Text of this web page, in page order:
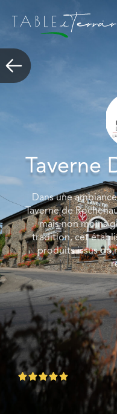
Taverne
Dans une
Taverne de
mais non moins
tradition, cet
produits issus de
